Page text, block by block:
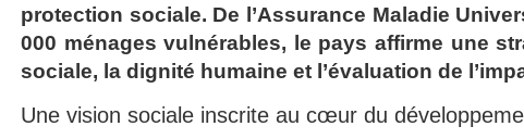
protection sociale. De l’Assurance Maladie
000 ménages vulnérables, le pays affirme une
sociale, la dignité humaine et l’évaluation de
Une vision sociale inscrite au cœur du